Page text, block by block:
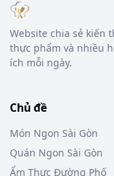
Website chia sẻ kiến
thực phẩm và nhiều
ích mỗi ngày.
Chủ đề
Món Ngon Sài Gòn
Quán Ngon Sài Gòn
Ẩm Thực Đường Phố